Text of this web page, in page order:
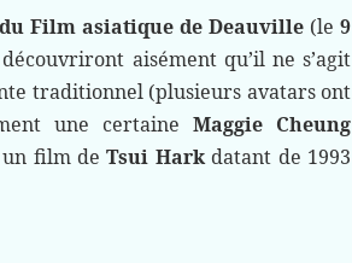
Film asiatique de Deauville (le 9
aisément qu’il ne s’agit
traditionnel (plusieurs avatars ont
une certaine Maggie Cheung
un film deTsui Harkdatant de 1993